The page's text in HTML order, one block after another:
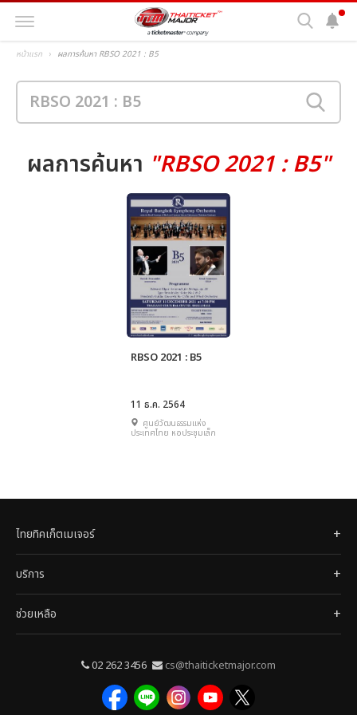
หน้าแรก ผลการค้นหา RBSO 2021 : B5
ผลการค้นหา "RBSO 2021 : B5"
RBSO 2021 : B5
11 ธ.ค. 2564
ศูนย์วัฒนธรรมแห่ง
ประเทศไทย หอประชุมเล็ก
ไทยทิคเก็ตเมเจอร์
บริการ
ช่วยเหลือ
02 262 3456 cs@thaiticketmajor.com